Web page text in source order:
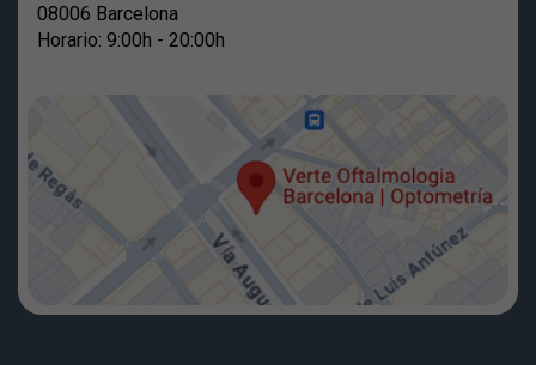
08006 Barcelona
Horario: 9:00h - 20:00h